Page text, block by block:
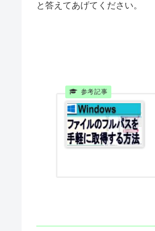
と答えてあげてください。